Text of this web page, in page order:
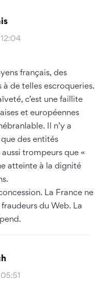
français, des
à de telles escroqueries.
c’est une faillite
et européennes
Il n’y a
des entités
trompeurs que «
atteinte à la dignité
La France ne
du Web. La